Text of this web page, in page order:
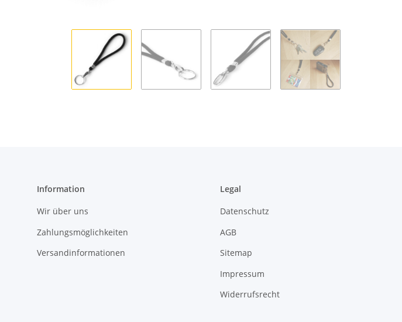
Information
Wir über uns
Zahlungsmöglichkeiten
Versandinformationen
Legal
Datenschutz
AGB
Sitemap
Impressum
Widerrufsrecht